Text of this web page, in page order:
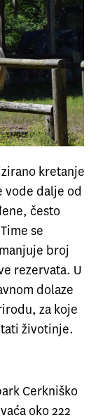
kretanje
vode dalje od
često
se
broj
rezervata. U
dolaze
za koje
životinje.
Cerkniško
oko 222